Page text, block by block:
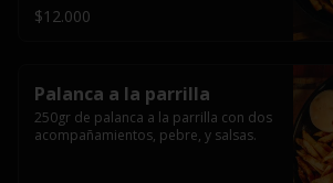
$12.000
Palanca a la parrilla
250gr de palanca a la parrilla con dos
acompañamientos, pebre, y salsas.